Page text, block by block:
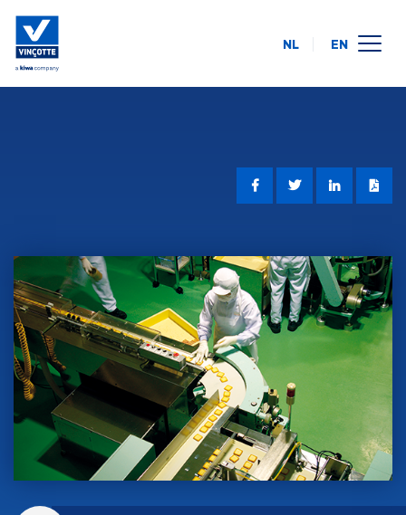
calendrier des formations
contact
NL EN